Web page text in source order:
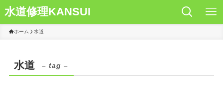
水道修理KANSUI
ホーム 水道
水道 – tag –